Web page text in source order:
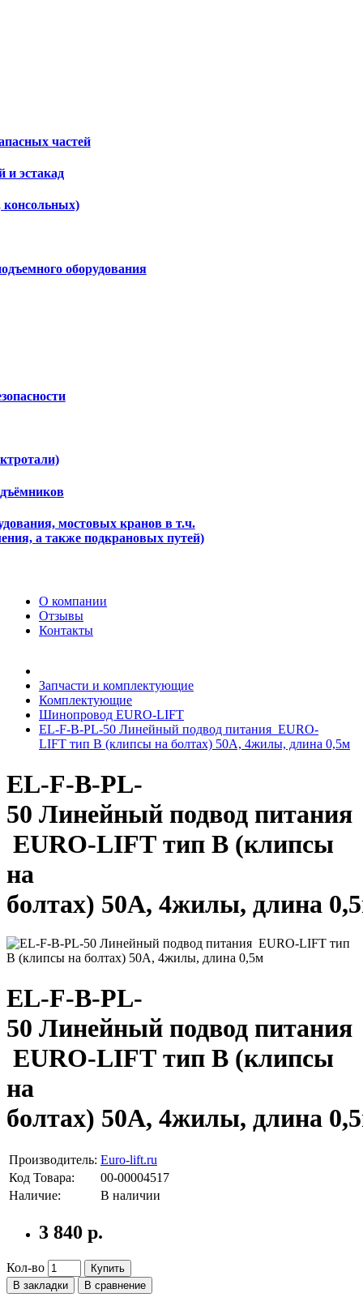
частей
и эстакад
консольных)
оборудования
мостовых кранов в т.ч.
а также подкрановых путей)
О компании
Отзывы
Контакты
Запчасти и комплектующие
Комплектующие
Шинопровод EURO-LIFT
EL-F-B-PL-50 Линейный подвод питания EURO-
LIFT тип B (клипсы на болтах) 50А, 4жилы, длина 0,5м
EL-F-B-PL-
50 Линейный подвод питания
EURO-LIFT тип B (клипсы
на
болтах) 50А, 4жилы, длина
EL-F-B-PL-
50 Линейный подвод питания
EURO-LIFT тип B (клипсы
на
болтах) 50А, 4жилы, длина
Производитель: Euro-lift.ru
Код Товара:
00-00004517
Наличие:
В наличии
3 840 р.
Кол-во
Купить
В закладки
В сравнение